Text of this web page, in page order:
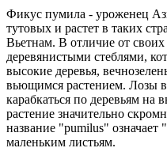
Фикус пумила - уроженец
тутовых и растет в таких
Вьетнам. В отличие от
деревянистыми стеблями,
высокие деревья,
вьющимся растением. Лозы
карабкаться по деревьям на
растение значительно
название "pumilus" означает
маленьким листьям.